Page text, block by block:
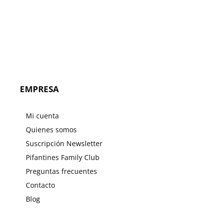
EMPRESA
Mi cuenta
Quienes somos
Suscripción Newsletter
Pifantines Family Club
Preguntas frecuentes
Contacto
Blog